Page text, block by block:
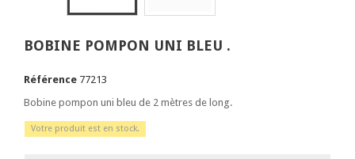
BOBINE POMPON UNI BLEU .
Référence 77213
Bobine pompon uni bleu de 2 mètres de long.
Votre produit est en stock.